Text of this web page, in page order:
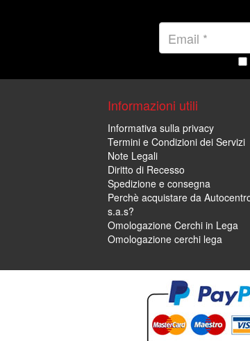
Informazioni utili
Informativa sulla privacy
Termini e Condizioni dei Servizi
Note Legali
Diritto di Recesso
Spedizione e consegna
Perchè acquistare da
s.a.s?
Omologazione Cerchi in Lega
Omologazione cerchi lega